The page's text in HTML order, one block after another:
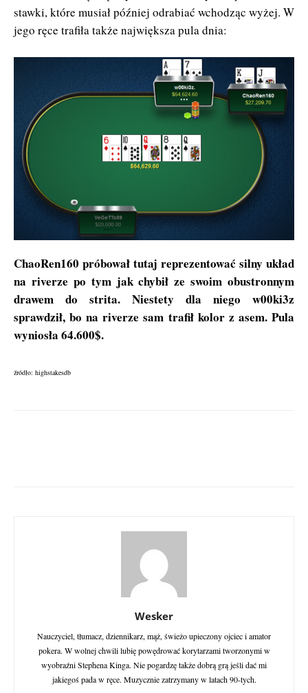
stawki, które musiał później odrabiać wchodząc wyżej. W
jego ręce trafiła także największa pula dnia:
ChaoRen160 próbował tutaj reprezentować silny układ
na riverze po tym jak chybił ze swoim obustronnym
drawem do strita. Niestety dla niego w00ki3z
sprawdził, bo na riverze sam trafił kolor z asem. Pula
wyniosła 64.600$.
źródło: highstakesdb
Wesker
Nauczyciel, tłumacz, dziennikarz, mąż, świeżo upieczony ojciec i amator
pokera. W wolnej chwili lubię powędrować korytarzami tworzonymi w
wyobraźni Stephena Kinga. Nie pogardzę także dobrą grą jeśli dać mi
jakiegoś pada w ręce. Muzycznie zatrzymany w latach 90-tych.